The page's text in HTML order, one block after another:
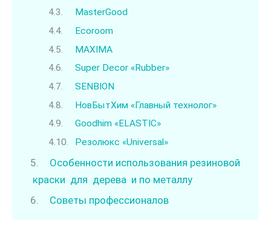
MasterGood
Ecoroom
MAXIMA
Super Decor «Rubber»
SENBION
НовБытХим «Главный технолог»
Goodhim «ELASTIC»
Резолюкс «Universal»
Особенности использования резиновой
краски для дерева и по металлу
Советы профессионалов